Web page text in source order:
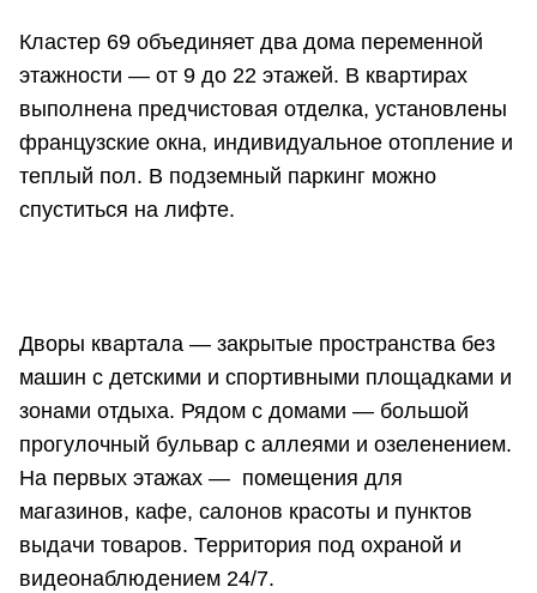
Кластер 69 объединяет два дома переменной
этажности — от 9 до 22 этажей. В квартирах
выполнена предчистовая отделка, установлены
французские окна, индивидуальное отопление и
теплый пол. В подземный паркинг можно
спуститься на лифте.
Дворы квартала — закрытые пространства без
машин с детскими и спортивными площадками и
зонами отдыха. Рядом с домами — большой
прогулочный бульвар с аллеями и озеленением.
На первых этажах — помещения для
магазинов, кафе, салонов красоты и пунктов
выдачи товаров. Территория под охраной и
видеонаблюдением 24/7.